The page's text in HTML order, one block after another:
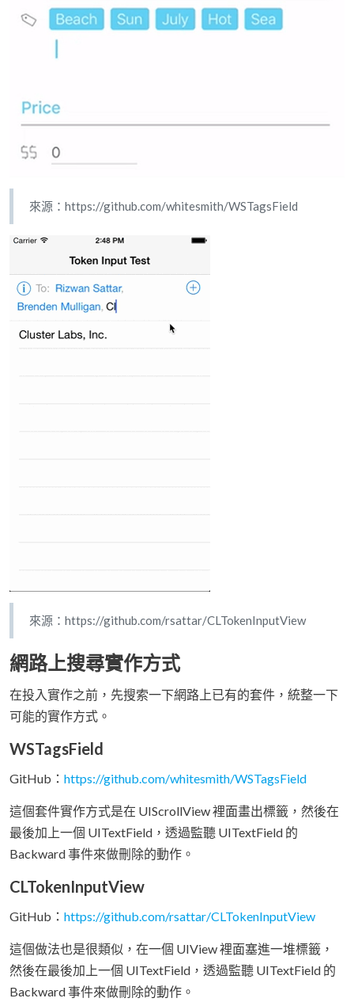
來源：https://github.com/whitesmith/WSTagsField
來源：https://github.com/rsattar/CLTokenInputView
網路上搜尋實作方式
在投入實作之前，先搜索一下網路上已有的套件，統整一下
可能的實作方式。
WSTagsField
GitHub： https://github.com/whitesmith/WSTagsField
這個套件實作方式是在 UIScrollView 裡面畫出標籤，然後在
最後加上一個 UITextField，透過監聽 UITextField 的
Backward 事件來做刪除的動作。
CLTokenInputView
GitHub： https://github.com/rsattar/CLTokenInputView
這個做法也是很類似，在一個 UIView 裡面塞進一堆標籤，
然後在最後加上一個 UITextField，透過監聽 UITextField 的
Backward 事件來做刪除的動作。